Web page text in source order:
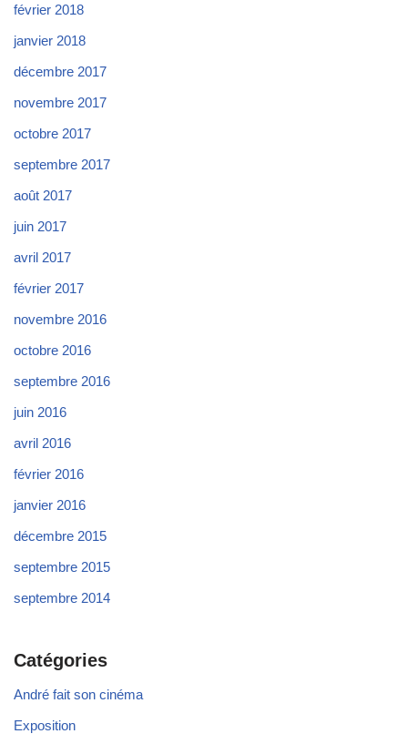
février 2018
janvier 2018
décembre 2017
novembre 2017
octobre 2017
septembre 2017
août 2017
juin 2017
avril 2017
février 2017
novembre 2016
octobre 2016
septembre 2016
juin 2016
avril 2016
février 2016
janvier 2016
décembre 2015
septembre 2015
septembre 2014
Catégories
André fait son cinéma
Exposition